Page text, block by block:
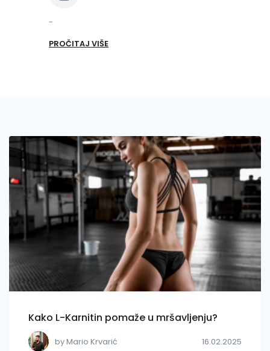
-
PROČITAJ VIŠE
Kako L-Karnitin pomaže u mršavljenju?
by Mario Krvarić 16.02.2025